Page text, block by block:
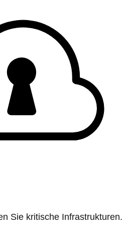
Sie kritische Infrastrukturen.